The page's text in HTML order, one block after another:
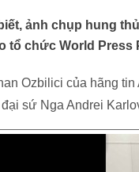
ảnh chụp hung
tổ chức World Press
Ozbilici của hãng
sứ Nga Andrei